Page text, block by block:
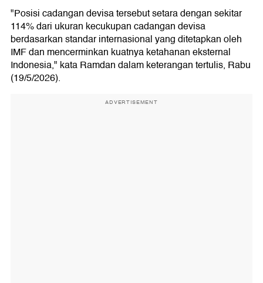
"Posisi cadangan devisa tersebut setara dengan sekitar
114% dari ukuran kecukupan cadangan devisa
berdasarkan standar internasional yang ditetapkan oleh
IMF dan mencerminkan kuatnya ketahanan eksternal
Indonesia," kata Ramdan dalam keterangan tertulis, Rabu
(19/5/2026).
ADVERTISEMENT